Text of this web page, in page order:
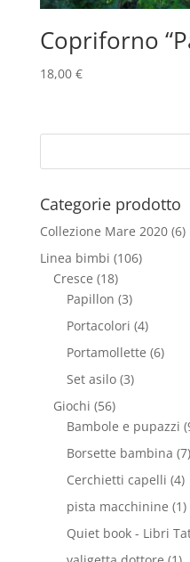
Copriforno
18,00 €
Categorie prodotto
Collezione Mare 2020 (6)
Linea bimbi (106)
Cresce (18)
Papillon (3)
Portacolori (4)
Portamollette (6)
Set asilo (3)
Giochi (56)
Bambole e pupazzi
Borsette bambina (7)
Cerchietti capelli (4)
pista macchinine (1)
Quiet book - Libri